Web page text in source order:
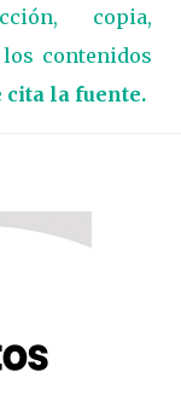
copia,
contenidos
cita la fuente.